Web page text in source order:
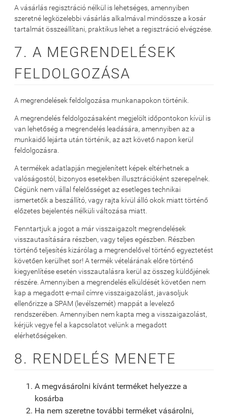
A vásárlás regisztráció nélkül is lehetséges, amennyiben
szeretné legközelebbi vásárlás alkalmával mindössze a kosár
tartalmát összeállítani, praktikus lehet a regisztráció elvégzése.
7. A MEGRENDELÉSEK
FELDOLGOZÁSA
A megrendelések feldolgozása munkanapokon történik.
A megrendelés feldolgozásaként megjelölt időpontokon kívül is
van lehetőség a megrendelés leadására, amennyiben az a
munkaidő lejárta után történik, az azt követő napon kerül
feldolgozásra.
A termékek adatlapján megjelenített képek eltérhetnek a
valóságostól, bizonyos esetekben illusztrációként szerepelnek.
Cégünk nem vállal felelősséget az esetleges technikai
ismertetők a beszállító, vagy rajta kívül álló okok miatt történő
előzetes bejelentés nélküli változása miatt.
Fenntartjuk a jogot a már visszaigazolt megrendelések
visszautasítására részben, vagy teljes egészben. Részben
történő teljesítés kizárólag a megrendelővel történő egyeztetést
követően kerülhet sor! A termék vételárának előre történő
kiegyenlítése esetén visszautalásra kerül az összeg küldőjének
részére. Amennyiben a megrendelés elküldését követően nem
kap a megadott e-mail címre visszaigazolást, javasoljuk
ellenőrizze a SPAM (levélszemét) mappát a levelező
rendszerében. Amennyiben nem kapta meg a visszaigazolást,
kérjük vegye fel a kapcsolatot velünk a megadott
elérhetőségeken.
8. RENDELÉS MENETE
A megvásárolni kívánt terméket helyezze a
kosárba
Ha nem szeretne további terméket vásárolni,